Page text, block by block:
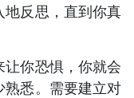
地反思，直到你真
你恐惧，你就会
悉。需要建立对